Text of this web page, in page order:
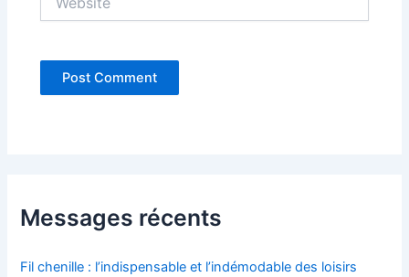
Messages récents
Fil chenille : l’indispensable et l’indémodable des loisirs